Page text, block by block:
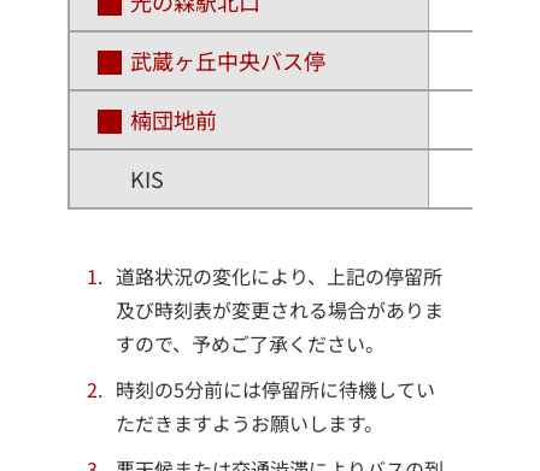
武蔵ヶ丘中央バス停
楠団地前
KIS
道路状況の変化により、上記の停留所
及び時刻表が変更される場合がありま
すので、予めご了承ください。
時刻の5分前には停留所に待機してい
ただきますようお願いします。